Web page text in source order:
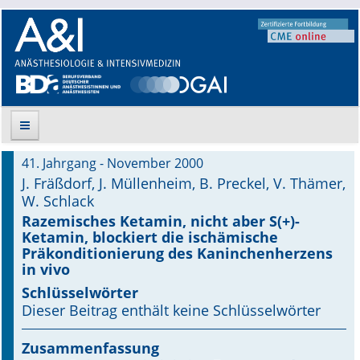
Suche
Aktuelle Ausgabe
Leitlinien
Archiv
Supplements
Supplements OrphanAnesthesia
41. Jahrgang - November 2000
J. Fräßdorf, J. Müllenheim, B. Preckel, V. Thämer,
W. Schlack
Razemisches Ketamin, nicht aber S(+)-
Ketamin, blockiert die ischämische
Präkonditionierung des Kaninchenherzens
in vivo
Schlüsselwörter
Dieser Beitrag enthält keine Schlüsselwörter
Zusammenfassung